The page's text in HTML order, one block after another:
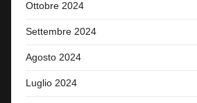
Ottobre 2024
Settembre 2024
Agosto 2024
Luglio 2024